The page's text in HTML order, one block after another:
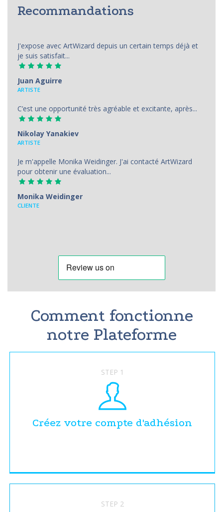
Recommandations
J'expose avec ArtWizard depuis un certain temps déjà et
je suis satisfait...
Juan Aguirre
АRTISTE
C’est une opportunité très agréable et excitante, après...
Nikolay Yanakiev
ARTISTE
Je m'appelle Monika Weidinger. J'ai contacté ArtWizard
pour obtenir une évaluation...
Monika Weidinger
CLIENTE
Comment fonctionne
notre Plateforme
STEP 1
Créez votre compte d'adhésion
STEP 2